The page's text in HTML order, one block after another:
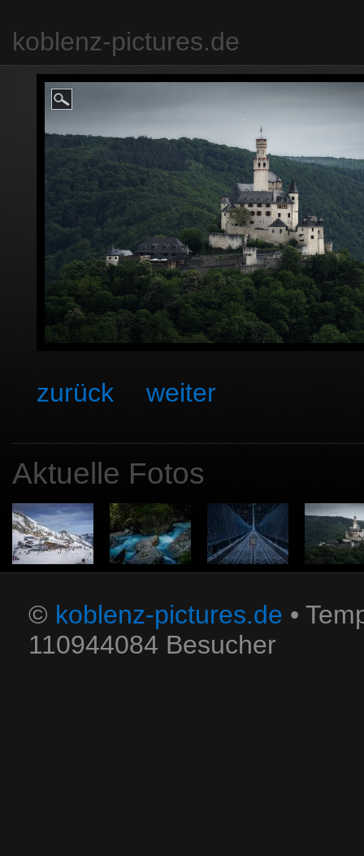
koblenz-pictures.de
zurück weiter
Aktuelle Fotos
© koblenz-pictures.de •
110944084 Besucher